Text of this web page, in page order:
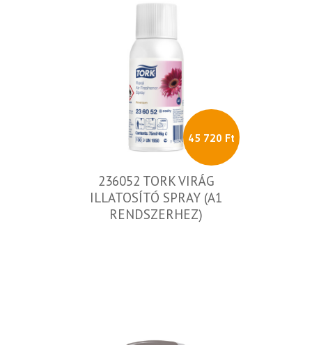
45 720 Ft
236052 TORK VIRÁG
ILLATOSÍTÓ SPRAY (A1
RENDSZERHEZ)